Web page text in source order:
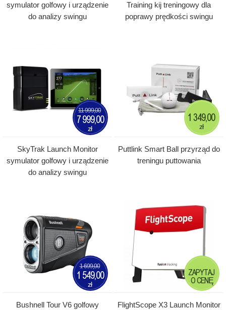
symulator golfowy i urządzenie
do analizy swingu
Training kij treningowy dla
poprawy prędkości swingu
SkyTrak Launch Monitor
symulator golfowy i urządzenie
do analizy swingu
11 999,00
7 999,00
zł
Puttlink Smart Ball przyrząd do
treningu puttowania
1 349,00
zł
Bushnell Tour V6 golfowy
1 699,00
1 549,00
zł
FlightScope X3 Launch Monitor
ZAPYTAJ
O CENĘ